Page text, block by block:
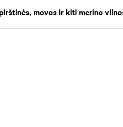
movos ir kiti merino